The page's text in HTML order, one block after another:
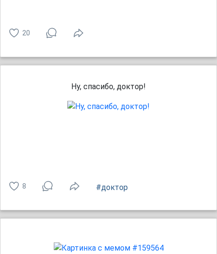
20
Ну, спасибо, доктор!
8 #доктор